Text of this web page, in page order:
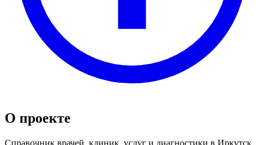
О проекте
Справочник врачей, клиник, услуг и диагностики в Иркутск.